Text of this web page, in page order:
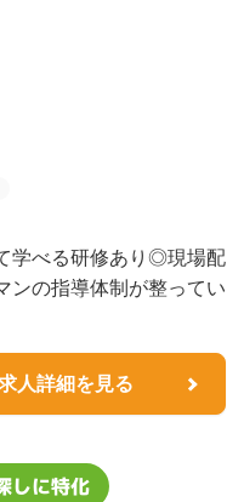
学べる研修あり◎現場配
ンの指導体制が整ってい
人詳細を見る
しに特化